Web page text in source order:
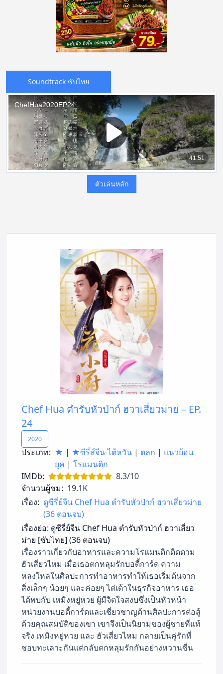
Soundtrack ซับไทย
ตัวเล่นหลัก
Chef Hua ตำรับหัวป่าก์ ฮวาเสี่ยวม่าย – EP.
24
2020
ประเภท: ★ | ★ซีรี่ส์จีน-ไต้หวัน | ตลก | แนวย้อน
ยุค | โรแมนติก
IMDb:
8.3/10
จำนวนผู้ชม: 19.1K
เรื่อง: ดูซีรี่ย์จีน Chef Hua ตำรับหัวป่าก์ ฮวาเสี่ยวม่าย
(36 ตอนจบ)
เรื่องย่อ: ดูซีรี่ย์จีน Chef Hua ตำรับหัวป่าก์ ฮวาเสี่ยว
ม่าย [ซับไทย] (36 ตอนจบ)
เรื่องราวเกี่ยวกับอาหารและความโรแมนติกติดตาม
ฮัวเสี่ยวไหม เมื่อเธอตกหลุมรักบอดี้การ์ด ความ
หลงใหลในศิลปะการทำอาหารทำให้เธอเริ่มต้นจาก
สิ่งเล็กๆ น้อยๆ และค่อยๆ ไต่เต้าในธุรกิจอาหาร เธอ
ได้พบกับ เหมิงหยู่หวย ผู้มีจิตใจสงบซึ่งเป็นหัวหน้า
หน่วยงานบอดี้การ์ดและเชี่ยวชาญด้านศิลปะการต่อสู้
ด้วยคุณสมบัติของเขา เขาจึงเป็นนิยามของผู้ชายที่แท้
จริง เหมิงหยู่หวย และ ฮัวเสี่ยวไหม กลายเป็นคู่รักที่
ชอบทะเลาะกันแต่กลับตกหลุมรักกันอย่างหวานชื่น